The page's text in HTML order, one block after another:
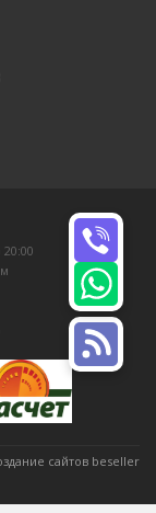
сайтов beseller